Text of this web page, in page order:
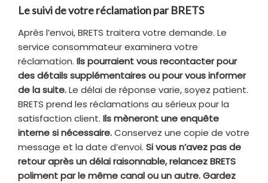
Le suivi de votre réclamation par BRETS
Après l’envoi, BRETS traitera votre demande. Le
service consommateur examinera votre
réclamation. Ils pourraient vous recontacter pour
des détails supplémentaires ou pour vous informer
de la suite.Le délai de réponse varie, soyez patient.
BRETS prend les réclamations au sérieux pour la
satisfaction client. Ils mèneront une enquête
interne si nécessaire.Conservez une copie de votre
message et la date d’envoi. Si vous n’avez pas de
retour après un délai raisonnable, relancez BRETS
poliment par le même canal ou un autre. Gardez